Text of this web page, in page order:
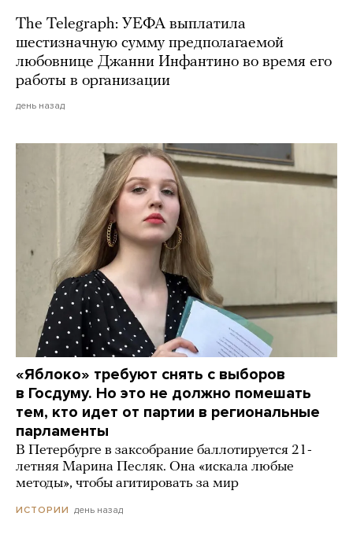
The Telegraph: УЕФА выплатила
шестизначную сумму предполагаемой
любовнице Джанни Инфантино во время его
работы в организации
день назад
«Яблоко» требуют снять с выборов
в Госдуму. Но это не должно помешать
тем, кто идет от партии в региональные
парламенты
В Петербурге в заксобрание баллотируется 21-
летняя Марина Песляк. Она «искала любые
методы», чтобы агитировать за мир
ИСТОРИИ день назад